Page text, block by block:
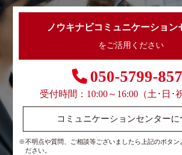
ノウキナビコミュニケーション
をご活用ください
050-5799-
受付時間：10:00～16:00（土･日･
コミュニケーションセンターに
※不明点や質問、ご相談等ございましたら上記のボタン
ださい。